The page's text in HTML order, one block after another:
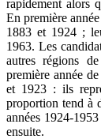
rapidement alors
En première
1883 et 1924 ;
1963. Les
autres régions
première année
et 1923 : ils
proportion tend à
années 1924-
ensuite.